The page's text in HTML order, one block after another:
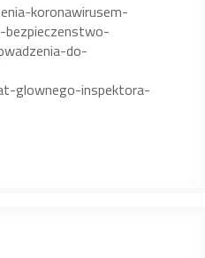
koronawirusem-
do-
glownego-inspektora-